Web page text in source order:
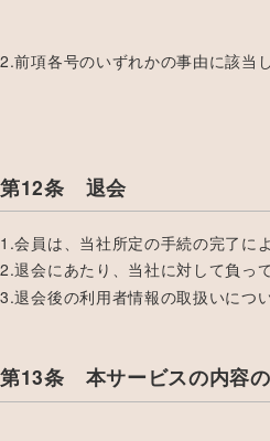
2.前項各号のいずれかの事由に該当
第12条 退会
1.会員は、当社所定の手続の完了に
2.退会にあたり、当社に対して負っ
3.退会後の利用者情報の取扱いにつ
第13条 本サービスの内容